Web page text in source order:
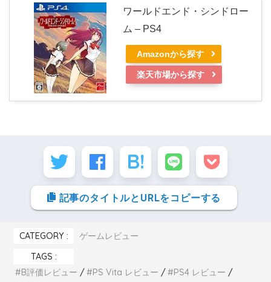
ワールドエンド・シンドロー
ム – PS4
Amazonから探す
楽天市場から探す
記事のタイトルとURLをコピーする
CATEGORY :
ゲームレビュー
TAGS :
B評価レビュー
PS Vita レビュー
PS4 レビュー